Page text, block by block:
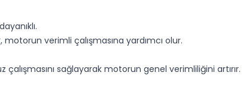
motorun verimli çalışmasına yardımcı olur.
çalışmasını sağlayarak motorun genel verimliliğini artırır.